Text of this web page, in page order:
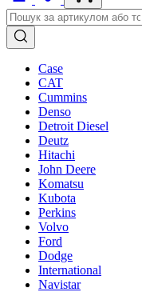
Case
CAT
Cummins
Denso
Detroit Diesel
Deutz
Hitachi
John Deere
Komatsu
Kubota
Perkins
Volvo
Ford
Dodge
International
Navistar